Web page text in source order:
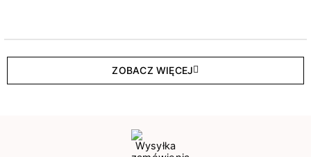
ZOBACZ WIĘCEJ